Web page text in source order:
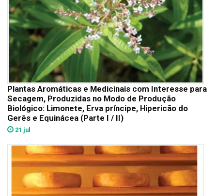
Plantas Aromáticas e Medicinais com Interesse para
Secagem, Produzidas no Modo de Produção
Biológico: Limonete, Erva príncipe, Hipericão do
Gerês e Equinácea (Parte I / II)
21 jul